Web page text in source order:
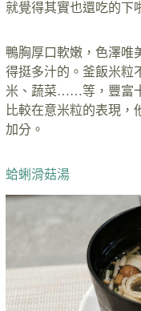
就覺得其實也還吃的下
鴨胸厚口軟嫩，色澤唯
得挺多汁的。釜飯米粒
米、蔬菜……等，豐富
比較在意米粒的表現，
加分。
蛤蜊滑菇湯